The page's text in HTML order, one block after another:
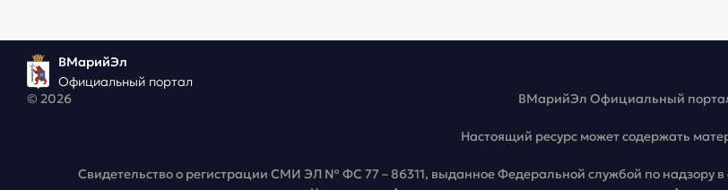
ВМарийЭл
Официальный портал
© 2026
ВМарийЭл Официальный
Настоящий ресурс может содержать
Свидетельство о регистрации СМИ ЭЛ № ФС 77 – 86311, выданное Федеральной службой по надзору